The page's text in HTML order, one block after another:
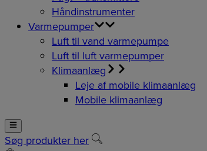
Håndinstrumenter
Varmepumper
Luft til vand varmepumpe
Luft til luft varmepumper
Klimaanlæg
Leje af mobile klimaanlæg
Mobile klimaanlæg
Søg produkter her